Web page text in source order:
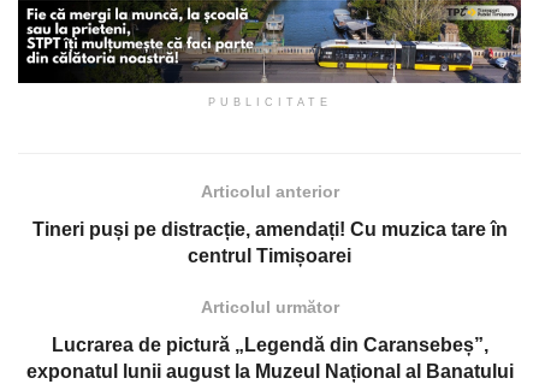
PUBLICITATE
Articolul anterior
Tineri puși pe distracție, amendați! Cu muzica tare în
centrul Timișoarei
Articolul următor
Lucrarea de pictură „Legendă din Caransebeș”,
exponatul lunii august la Muzeul Național al Banatului